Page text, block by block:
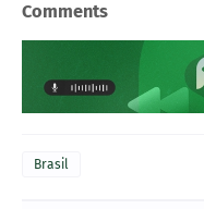
Comments
Brasil